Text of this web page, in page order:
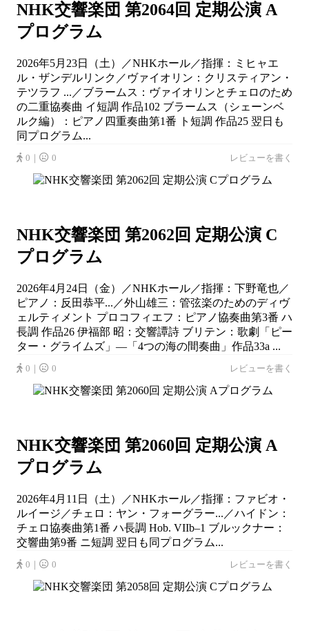
NHK交響楽団 第2064回 定期公演 A
プログラム
2026年5月23日（土）／NHKホール／指揮：ミヒャエ
ル・ザンデルリンク／ヴァイオリン：クリスティアン・
テツラフ ...／ブラームス：ヴァイオリンとチェロのため
の二重協奏曲 イ短調 作品102 ブラームス（シェーンベ
ルク編）：ピアノ四重奏曲第1番 ト短調 作品25 翌日も
同プログラム...
0｜ 0 レビューを書く
NHK交響楽団 第2062回 定期公演 C
プログラム
2026年4月24日（金）／NHKホール／指揮：下野竜也／
ピアノ：反田恭平...／外山雄三：管弦楽のためのディヴ
ェルティメント プロコフィエフ：ピアノ協奏曲第3番 ハ
長調 作品26 伊福部 昭：交響譚詩 ブリテン：歌劇「ピー
ター・グライムズ」―「4つの海の間奏曲」作品33a ...
0｜ 0 レビューを書く
NHK交響楽団 第2060回 定期公演 A
プログラム
2026年4月11日（土）／NHKホール／指揮：ファビオ・
ルイージ／チェロ：ヤン・フォーグラー...／ハイドン：
チェロ協奏曲第1番 ハ長調 Hob. VIIb–1 ブルックナー：
交響曲第9番 ニ短調 翌日も同プログラム...
0｜ 0 レビューを書く